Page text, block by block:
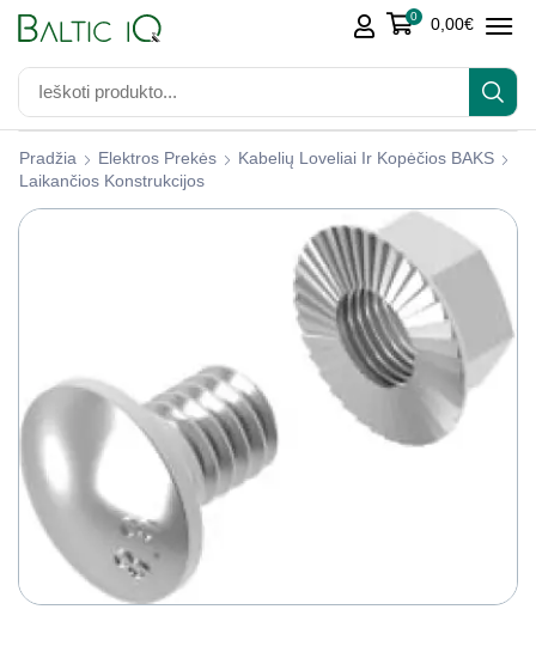
0 0,00€
Pradžia Elektros Prekės
Kabelių Loveliai Ir Kopėčios BAKS
Laikančios Konstrukcijos